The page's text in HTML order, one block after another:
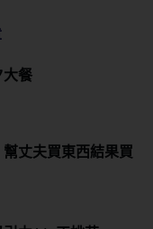
大餐
幫丈夫買東西結果買